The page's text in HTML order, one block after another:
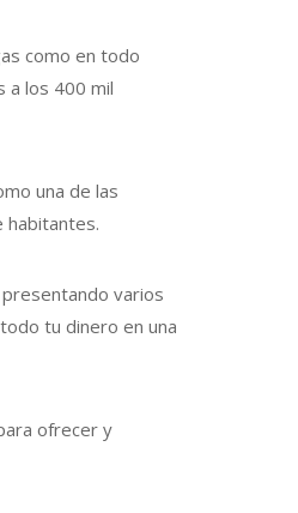
como en todo
a los 400 mil
una de las
habitantes.
varios
tu dinero en una
ofrecer y